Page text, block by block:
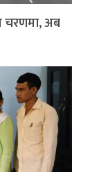
चरणमा, अब